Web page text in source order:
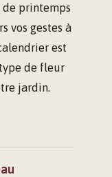
de printemps
vos gestes à
est
de fleur
jardin.